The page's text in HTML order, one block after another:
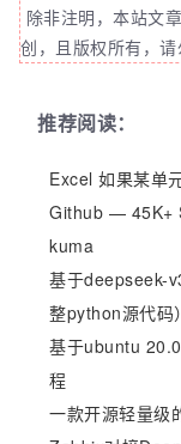
除非注明，本站文
创，且版权所有，请
推荐阅读：
Excel 如果某单
Github — 45K+
kuma
基于deepseek-
整python源代码）
基于ubuntu
程
一款开源轻量级